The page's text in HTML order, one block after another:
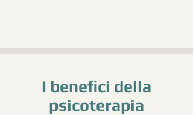
I benefici della
psicoterapia